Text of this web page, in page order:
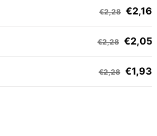
€2,28 €2,16
€2,28 €2,05
€2,28 €1,93